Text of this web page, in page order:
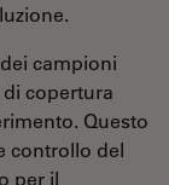
campioni
copertura
Questo
controllo del
per il